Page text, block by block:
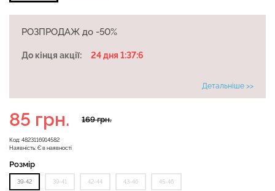
РОЗПРОДАЖ до -50%
До кінця акції: 24 дня 1:37:6
Детальніше >>
Код: 4823116914582
Наявність: Є в наявності
169 грн.
85 грн.
Розмір
39-42 39-41 42-44 43-46 45-46
LEGGINGS (чорний) Giulia
BRASILIAN SHAPEWEAR
369 грн.